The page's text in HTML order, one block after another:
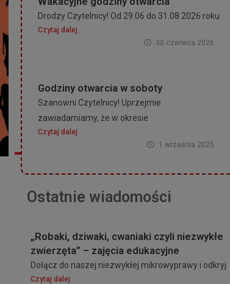
Drodzy Czytelnicy! Od 29.06 do 31.08 2026 roku
Czytaj dalej
30 czerwca 2026
Godziny otwarcia w soboty
Szanowni Czytelnicy! Uprzejmie
zawiadamiamy, że w okresie
Czytaj dalej
1 września 2025
Ostatnie wiadomości
„Robaki, dziwaki, cwaniaki czyli niezwykłe
zwierzęta” – zajęcia edukacyjne
Dołącz do naszej niezwykłej mikrowyprawy i odkryj
Czytaj dalej